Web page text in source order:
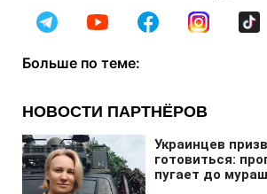
Больше по теме: